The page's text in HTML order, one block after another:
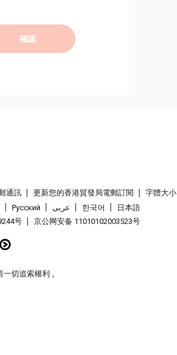
確認
通訊 更新您的香港貿發局電郵訂閱
字體大小
Pусский عربى 한국어
日本語
号 京公网安备 11010102003523号
切追索權利 。